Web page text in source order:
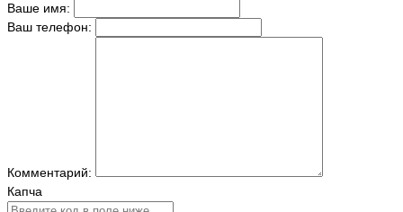
Ваше имя:
Ваш телефон:
Комментарий:
Капча